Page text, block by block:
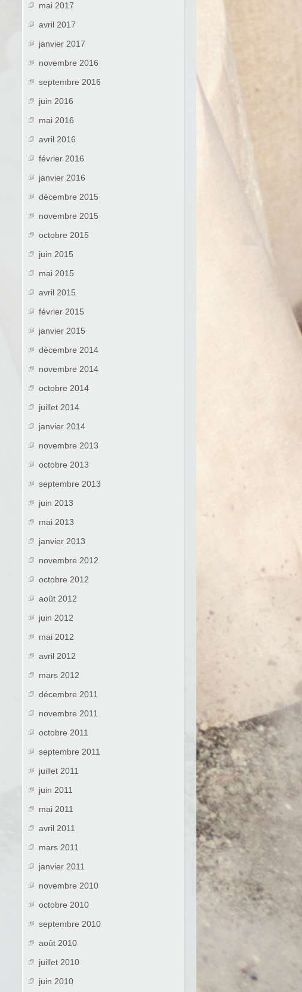
mai 2017
avril 2017
janvier 2017
novembre 2016
septembre 2016
juin 2016
mai 2016
avril 2016
février 2016
janvier 2016
décembre 2015
novembre 2015
octobre 2015
juin 2015
mai 2015
avril 2015
février 2015
janvier 2015
décembre 2014
novembre 2014
octobre 2014
juillet 2014
janvier 2014
novembre 2013
octobre 2013
septembre 2013
juin 2013
mai 2013
janvier 2013
novembre 2012
octobre 2012
août 2012
juin 2012
mai 2012
avril 2012
mars 2012
décembre 2011
novembre 2011
octobre 2011
septembre 2011
juillet 2011
juin 2011
mai 2011
avril 2011
mars 2011
janvier 2011
novembre 2010
octobre 2010
septembre 2010
août 2010
juillet 2010
juin 2010